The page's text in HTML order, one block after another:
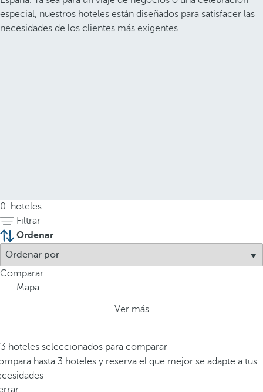
especial, nuestros hoteles están diseñados para satisfacer las
necesidades de los clientes más exigentes.
0
hoteles
Filtrar
Ordenar
Comparar
Mapa
Ver más
hoteles seleccionados para comparar
hasta 3 hoteles y reserva el que mejor se adapte a tus